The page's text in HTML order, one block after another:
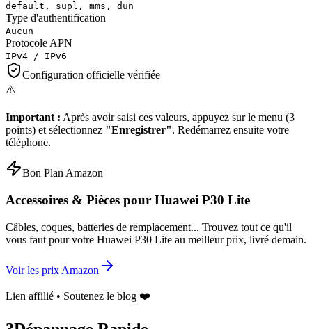
default, supl, mms, dun
Type d'authentification
Aucun
Protocole APN
IPv4 / IPv6
Configuration officielle vérifiée
⚠️
Important : Après avoir saisi ces valeurs, appuyez sur le menu (3
points) et sélectionnez "Enregistrer". Redémarrez ensuite votre
téléphone.
Bon Plan Amazon
Accessoires & Pièces pour Huawei P30 Lite
Câbles, coques, batteries de remplacement... Trouvez tout ce qu'il
vous faut pour votre Huawei P30 Lite au meilleur prix, livré demain.
Voir les prix Amazon
Lien affilié • Soutenez le blog ❤️